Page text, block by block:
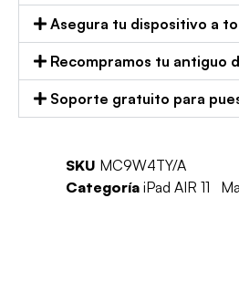
Asegura tu dispositivo a
Recompramos tu antiguo
Soporte gratuito para
SKU MC9W4TY/A
Categoría iPad AIR 11